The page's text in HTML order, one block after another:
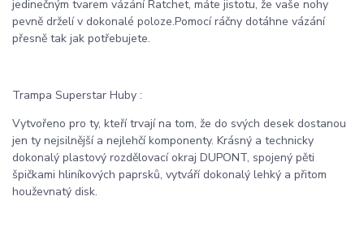
jedinečným tvarem vázání Ratchet, máte jistotu, že vaše nohy
pevně drželí v dokonalé poloze.Pomocí ráčny dotáhne vázání
přesně tak jak potřebujete.
Trampa Superstar Huby :
Vytvořeno pro ty, kteří trvají na tom, že do svých desek dostanou
jen ty nejsilnější a nejlehčí komponenty. Krásný a technicky
dokonalý plastový rozdělovací okraj DUPONT, spojený pěti
špičkami hliníkových paprsků, vytváří dokonalý lehký a přitom
houževnatý disk.